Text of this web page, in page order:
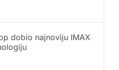
dobio najnoviju IMAX